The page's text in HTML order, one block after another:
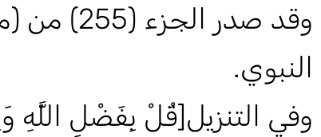
وقد صدر
النبوي.
وفي التنزيل[قُلْ بِفَضْلِ اللَّهِ